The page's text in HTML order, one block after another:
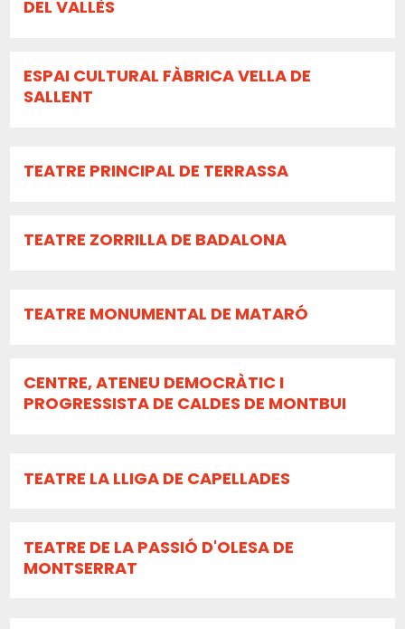
DEL VALLÈS
ESPAI CULTURAL FÀBRICA VELLA DE
SALLENT
TEATRE PRINCIPAL DE TERRASSA
TEATRE ZORRILLA DE BADALONA
TEATRE MONUMENTAL DE MATARÓ
CENTRE, ATENEU DEMOCRÀTIC I
PROGRESSISTA DE CALDES DE MONTBUI
TEATRE LA LLIGA DE CAPELLADES
TEATRE DE LA PASSIÓ D'OLESA DE
MONTSERRAT